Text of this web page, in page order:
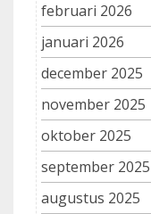
februari 2026
januari 2026
december 2025
november 2025
oktober 2025
september 2025
augustus 2025